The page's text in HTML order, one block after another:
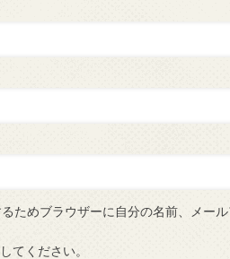
ためブラウザーに自分の名前、メール
てください。